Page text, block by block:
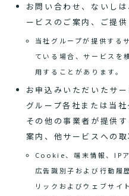
お問い合わせ、ないし
ービスのご案内、ご提供
当社グループが提供する
ている場合、サービスを
用することがあります。
お申込みいただいたサ
グループ各社または当
その他の事業者が提供
案内、他サービスへの
Cookie、端末情報、IP
広告識別子および行動履
リックおよびウェブサイ